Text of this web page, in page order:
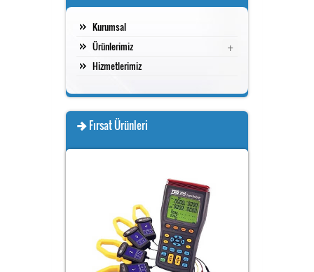
Kurumsal
Ürünlerimiz
+
Hizmetlerimiz
Fırsat Ürünleri